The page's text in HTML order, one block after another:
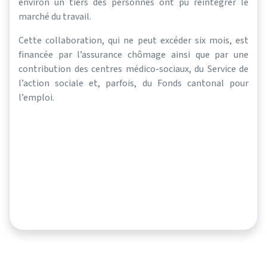
marché du travail.
Cette collaboration, qui ne peut excéder six mois, est
financée par l’assurance chômage ainsi que par une
contribution des centres médico-sociaux, du Service de
l’action sociale et, parfois, du Fonds cantonal pour
l’emploi.